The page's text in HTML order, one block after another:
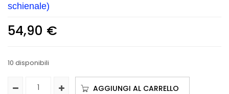
schienale)
54,90 €
10 disponibili
AGGIUNGI AL CARRELLO